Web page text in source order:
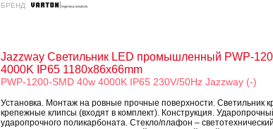
БРЕНД
Jazzway Светильник LED промышленный PWP-
4000K IP65 1180x86x66mm
PWP-1200-SMD 40w 4000K IP65 230V/50Hz Jazzway (-)
Установка. Монтаж на ровные прочные поверхности. Светильник
крепежные клипсы (входят в комплект). Конструкция.
ударопрочного поликарбоната. Cтекло/плафон –